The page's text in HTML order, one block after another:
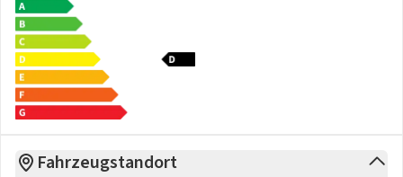
Fahrzeugstandort